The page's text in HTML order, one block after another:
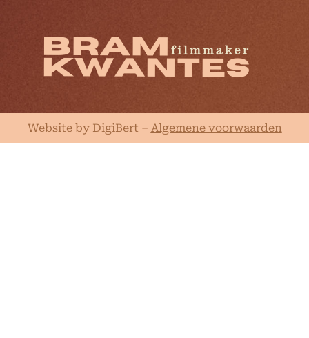
Website by DigiBert – Algemene voorwaarden